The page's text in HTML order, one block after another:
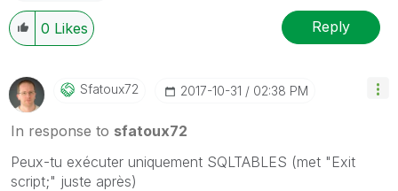
0 Likes Reply
Sfatoux72 ‎2017-10-31 02:38 PM
In response to sfatoux72
Peux-tu exécuter uniquement SQLTABLES (met "Exit
script;" juste après)